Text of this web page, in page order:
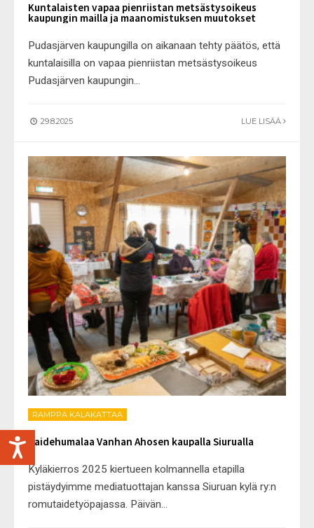
Kuntalaisten vapaa pienriistan metsästysoikeus
kaupungin mailla ja maanomistuksen muutokset
Pudasjärven kaupungilla on aikanaan tehty päätös, että
kuntalaisilla on vapaa pienriistan metsästysoikeus
Pudasjärven kaupungin...
29.8.2025 LUE LISÄÄ
RAMPPA KALAKATTAA
Taidehumalaa Vanhan Ahosen kaupalla Siurualla
Kyläkierros 2025 kiertueen kolmannella etapilla
pistäydyimme mediatuottajan kanssa Siuruan kylä ry:n
romutaidetyöpajassa. Päivän...